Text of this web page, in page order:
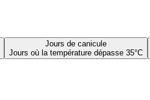
Jours de canicule
Jours où la température dépasse 35°C